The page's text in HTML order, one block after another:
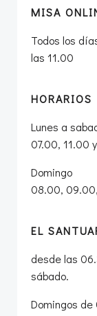
MISA
Todos los
las 11.00
Lunes a
07.00, 11.00
Domingo
08.00,
EL
desde las
sábado.
Domingos de